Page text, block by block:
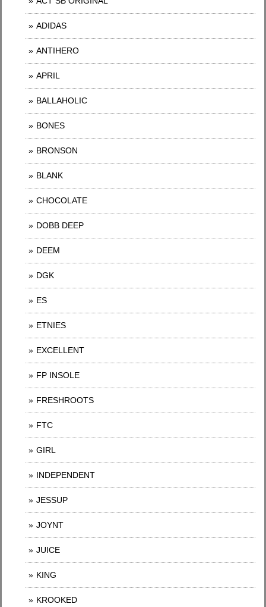
ADIDAS
ANTIHERO
APRIL
BALLAHOLIC
BONES
BRONSON
BLANK
CHOCOLATE
DOBB DEEP
DEEM
DGK
ES
ETNIES
EXCELLENT
FP INSOLE
FRESHROOTS
FTC
GIRL
INDEPENDENT
JESSUP
JOYNT
JUICE
KING
KROOKED